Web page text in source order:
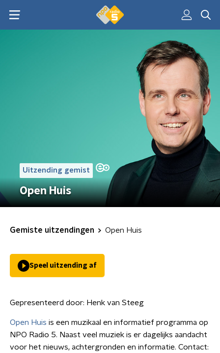
Uitzending gemist
Open Huis
Gemiste uitzendingen Open Huis
Speel uitzending af
Gepresenteerd door: Henk van Steeg
Open Huis is een muzikaal en informatief programma op
NPO Radio 5. Naast veel muziek is er dagelijks aandacht
voor het nieuws, achtergronden en informatie. Contact: